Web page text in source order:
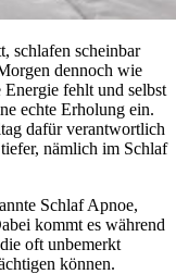
schlafen scheinbar
dennoch wie
fehlt und selbst
echte Erholung ein.
dafür verantwortlich
nämlich im Schlaf
Schlaf Apnoe,
kommt es während
oft unbemerkt
können.